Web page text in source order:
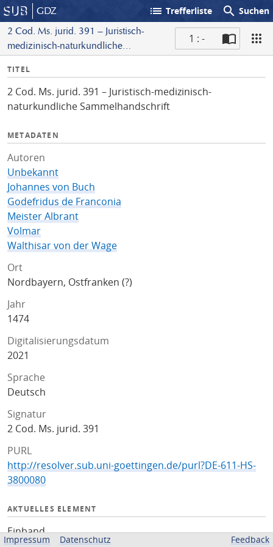
GDZ list Trefferliste search Suchen
2 Cod. Ms. jurid. 391 – Juristisch-
medizinisch-naturkundliche
1 : -
I
f
o
TITEL
2 Cod. Ms. jurid. 391 – Juristisch-medizinisch-
naturkundliche Sammelhandschrift
METADATEN
Autoren
Unbekannt
Johannes von Buch
Godefridus de Franconia
Meister Albrant
Volmar
Walthisar von der Wage
Ort
Nordbayern, Ostfranken (?)
Jahr
1474
Digitalisierungsdatum
2021
Sprache
Deutsch
Signatur
2 Cod. Ms. jurid. 391
PURL
http://resolver.sub.uni-goettingen.de/purl?DE-611-HS-
3800080
AKTUELLES ELEMENT
Einband
Impressum Datenschutz Feedback